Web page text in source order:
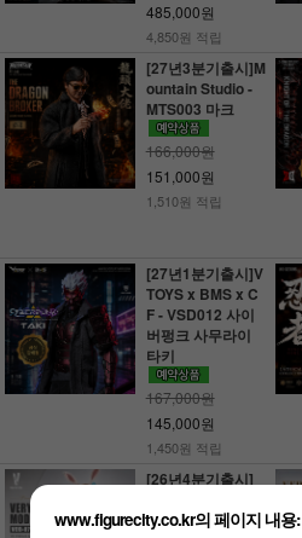
485,000원
4,850원 적립
[27년3분기출시]M
ountain Studio -
MTS003 마크
166,000원
151,000원
1,510원 적립
[27년1분기출시]V
TOYS x BMS x C
F - VSD012 사이
버펑크 사무라이
타키
167,000원
145,000원
1,450원 적립
[26년4분기출시]
D/E 여성 심리스
www.figurecity.co.kr의 페이지 내용: